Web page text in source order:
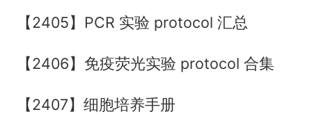
【2405】PCR 实验 protocol 汇总
【2406】免疫荧光实验 protocol 合集
【2407】细胞培养手册